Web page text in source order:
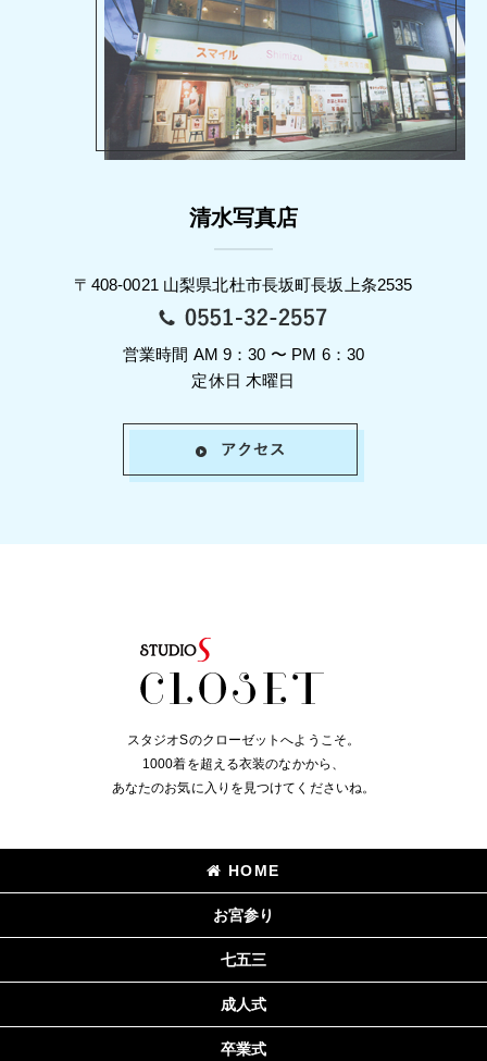
清水写真店
〒408-0021 山梨県北杜市長坂町長坂上条2535
営業時間 AM 9：30 〜 PM 6：30
定休日 木曜日
スタジオSのクローゼットへようこそ。
1000着を超える衣装のなかから、
あなたのお気に入りを見つけてくださいね。
HOME
お宮参り
七五三
成人式
卒業式